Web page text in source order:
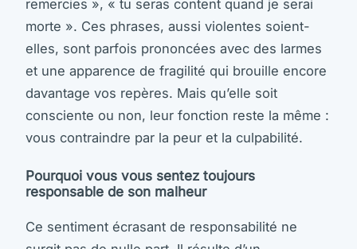
remercies », « tu seras content quand je serai
morte ». Ces phrases, aussi violentes soient-
elles, sont parfois prononcées avec des larmes
et une apparence de fragilité qui brouille encore
davantage vos repères. Mais qu’elle soit
consciente ou non, leur fonction reste la même :
vous contraindre par la peur et la culpabilité.
Pourquoi vous vous sentez toujours
responsable de son malheur
Ce sentiment écrasant de responsabilité ne